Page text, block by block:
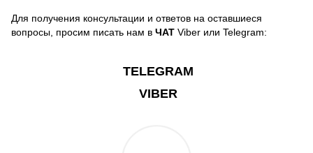
Для получения консультации и ответов на оставшиеся
вопросы, просим писать нам в ЧАТ Viber или Telegram:
TELEGRAM
VIBER